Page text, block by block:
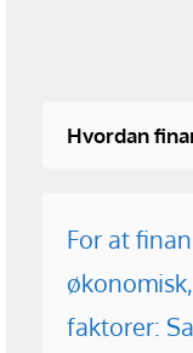
Hvordan
For at
faktorer: